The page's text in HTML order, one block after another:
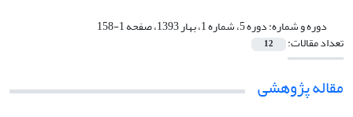
دوره و شماره:دوره 5، شماره 1، بهار 1393، صفحه 1-158
تعداد مقالات: 12
مقاله پژوهشی